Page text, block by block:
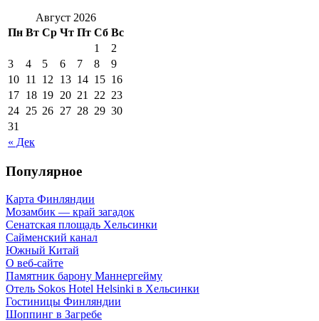
Август 2026
Пн Вт Ср Чт Пт Сб Вс
« Дек
1
2
3
4 5 6 7 8
9
10 11 12 13 14 15 16
17 18 19 20 21 22 23
24 25 26 27 28 29 30
31
Популярное
Карта Финляндии
Мозамбик — край загадок
Сенатская площадь Хельсинки
Сайменский канал
Южный Китай
О веб-сайте
Памятник барону Маннергейму
Отель Sokos Hotel Helsinki в Хельсинки
Гостиницы Финляндии
Шоппинг в Загребе